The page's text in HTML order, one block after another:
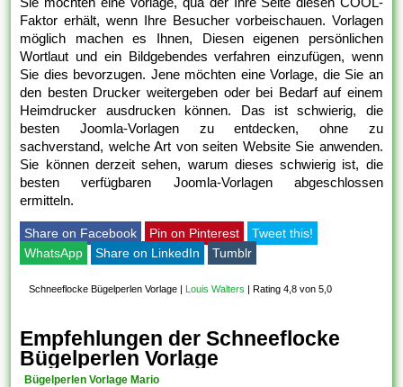
Faktor erhält, wenn Ihre Besucher vorbeischauen. Vorlagen
möglich machen es Ihnen, Diesen eigenen persönlichen
Wortlaut und ein Bildgebendes verfahren einzufügen, wenn
Sie dies bevorzugen. Jene möchten eine Vorlage, die Sie an
den besten Drucker weitergeben oder bei Bedarf auf einem
Heimdrucker ausdrucken können. Das ist schwierig, die
besten Joomla-Vorlagen zu entdecken, ohne zu
sachverstand, welche Art von seiten Website Sie anwenden.
Sie können derzeit sehen, warum dieses schwierig ist, die
besten verfügbaren Joomla-Vorlagen abgeschlossen
ermitteln.
Share on Facebook Pin on Pinterest
Tweet this!
WhatsApp
Share on LinkedIn Tumblr
Schneeflocke Bügelperlen Vorlage | Louis Walters |Rating 4,8 von 5,0
Empfehlungen der Schneeflocke
Bügelperlen Vorlage
Bügelperlen Vorlage Mario